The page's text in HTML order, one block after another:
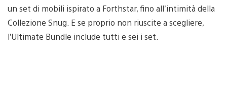
un set di mobili ispirato a Forthstar, fino all’intimità della
Collezione Snug. E se proprio non riuscite a scegliere,
l’Ultimate Bundle include tutti e sei i set.